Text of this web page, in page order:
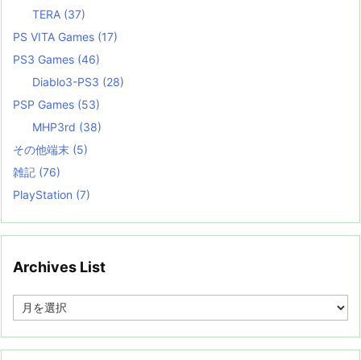
TERA (37)
PS VITA Games (17)
PS3 Games (46)
Diablo3-PS3 (28)
PSP Games (53)
MHP3rd (38)
その他端末 (5)
雑記 (76)
PlayStation (7)
Archives List